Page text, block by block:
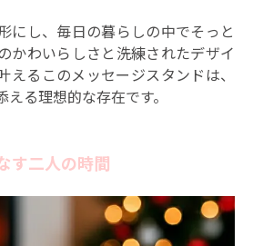
にし、毎日の暮らしの中でそっと
かわいらしさと洗練されたデザイ
えるこのメッセージスタンドは、
る理想的な存在です。
す二人の時間